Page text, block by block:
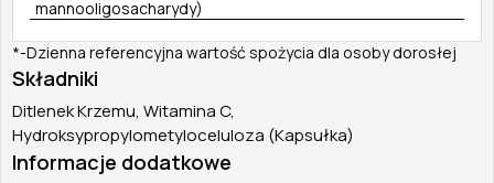
mannooligosacharydy)
*-Dzienna referencyjna wartość spożycia dla osoby dorosłej
Składniki
Ditlenek Krzemu, Witamina C,
Hydroksypropylometyloceluloza (Kapsułka)
Informacje dodatkowe